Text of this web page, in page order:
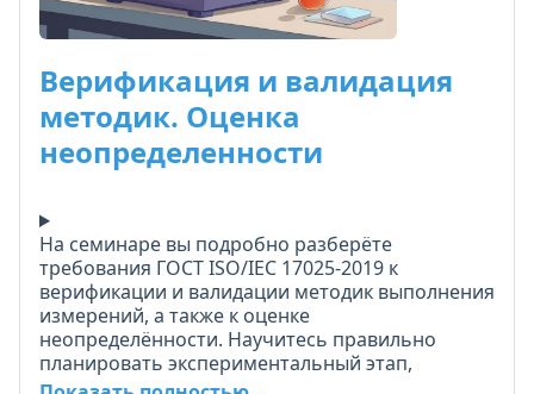
Верификация и валидация
методик. Оценка
неопределенности
На семинаре вы подробно разберёте
требования ГОСТ ISO/IEC 17025-2019 к
верификации и валидации методик выполнения
измерений, а также к оценке
неопределённости. Научитесь правильно
планировать экспериментальный этап,
выбирать методы контроля при внедрении